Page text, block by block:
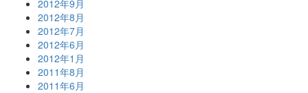
2012年9月
2012年8月
2012年7月
2012年6月
2012年1月
2011年8月
2011年6月